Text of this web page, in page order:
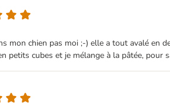
mon chien pas moi ;-) elle a tout avalé
petits cubes et je mélange à la pâtée,